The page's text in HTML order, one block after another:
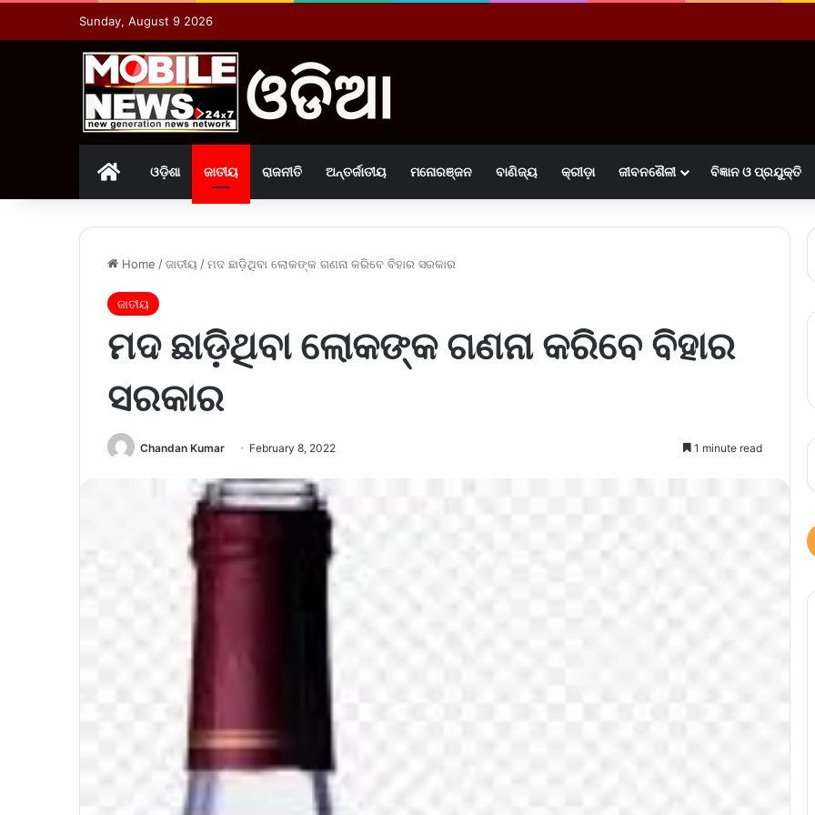
Sunday, August 9 2026
Homeଓଡ଼ିଶା ଜାତୀୟ ରାଜନୀତି ଅନ୍ତର୍ଜାତୀୟ ମନୋରଞ୍ଜନ ବାଣିଜ୍ୟ କ୍ରୀଡ଼ା ଜୀବନଶୈଳୀ ବିଜ୍ଞାନ ଓ ପ୍ରଯୁକ୍ତି
Home /ଜାତୀୟ /ମଦ ଛାଡ଼ିଥିବା ଲୋକଙ୍କ ଗଣନା କରିବେ ବିହାର ସରକାର
ଜାତୀୟ
ମଦ ଛାଡ଼ିଥିବା ଲୋକଙ୍କ ଗଣନା କରିବେ ବିହାର
ସରକାର
Chandan Kumar February 8, 2022 1 minute read